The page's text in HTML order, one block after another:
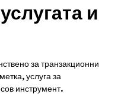
и
за транзакционни
услуга за
инструмент.